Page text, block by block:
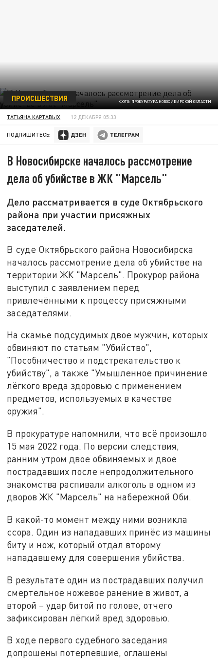
ФОТО: ПРОКУРАТУРА НОВОСИБИРСКОЙ ОБЛАСТИ
ПРОИСШЕСТВИЯ
ТАТЬЯНА КАРТАВЫХ 12 ДЕКАБРЯ 05:33
ПОДПИШИТЕСЬ:
В Новосибирске началось рассмотрение
дела об убийстве в ЖК "Марсель"
Дело рассматривается в суде Октябрьского
района при участии присяжных
заседателей.
В суде Октябрьского района Новосибирска
началось рассмотрение дела об убийстве на
территории ЖК "Марсель". Прокурор района
выступил с заявлением перед
привлечёнными к процессу присяжными
заседателями.
На скамье подсудимых двое мужчин, которых
обвиняют по статьям "Убийство",
"Пособничество и подстрекательство к
убийству", а также "Умышленное причинение
лёгкого вреда здоровью с применением
предметов, используемых в качестве
оружия".
В прокуратуре напомнили, что всё произошло
15 мая 2022 года. По версии следствия,
ранним утром двое обвиняемых и двое
пострадавших после непродолжительного
знакомства распивали алкоголь в одном из
дворов ЖК "Марсель" на набережной Оби.
В какой-то момент между ними возникла
ссора. Один из нападавших принёс из машины
биту и нож, который отдал второму
нападавшему для совершения убийства.
В результате один из пострадавших получил
смертельное ножевое ранение в живот, а
второй – удар битой по голове, отчего
зафиксирован лёгкий вред здоровью.
В ходе первого судебного заседания
допрошены потерпевшие, оглашены